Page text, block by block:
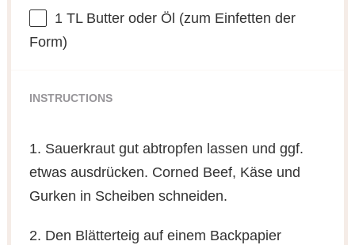
1TL Butter oder Öl (zum Einfetten der
Form)
INSTRUCTIONS
1. Sauerkraut gut abtropfen lassen und ggf.
etwas ausdrücken. Corned Beef, Käse und
Gurken in Scheiben schneiden.
2. Den Blätterteig auf einem Backpapier